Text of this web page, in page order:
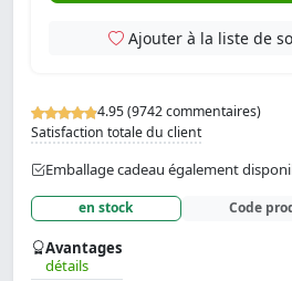
4.95 (9742 commentaires)
Satisfaction totale du client
Emballage cadeau également
en stock Code
Avantages
détails
Ajouter à la liste de